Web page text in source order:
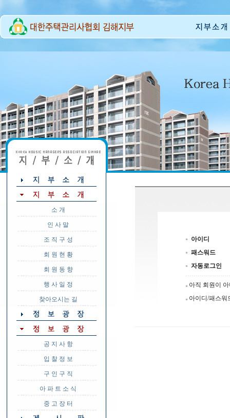
소 개
인 사 말
조 직 구 성
회 원 현 황
회 원 동 향
행 사 일 정
찾아오시는 길
공 지 사 항
입 찰 정 보
구 인 구 직
아 파 트 소 식
중 고 장 터
아이디
패스워드
자동로그인
아직 회원이
아이디/패스